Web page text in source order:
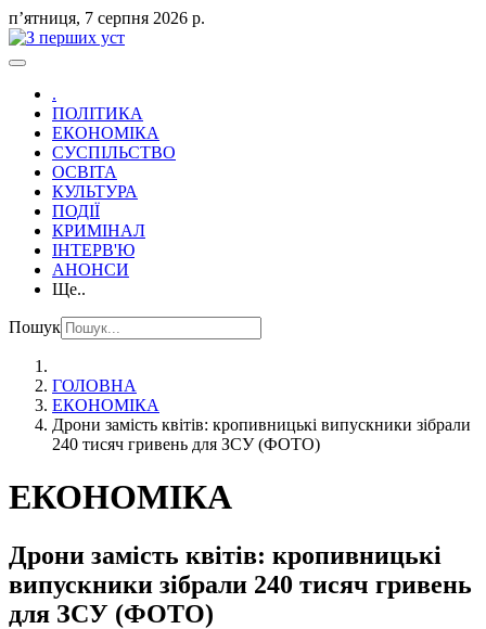
пʼятниця, 7 серпня 2026 р.
.
ПОЛІТИКА
ЕКОНОМІКА
СУСПІЛЬСТВО
ОСВІТА
КУЛЬТУРА
ПОДІЇ
КРИМІНАЛ
ІНТЕРВ'Ю
АНОНСИ
Ще..
Пошук
ГОЛОВНА
ЕКОНОМІКА
Дрони замість квітів: кропивницькі випускники зібрали
240 тисяч гривень для ЗСУ (ФОТО)
ЕКОНОМІКА
Дрони замість квітів: кропивницькі
випускники зібрали 240 тисяч гривень
для ЗСУ (ФОТО)